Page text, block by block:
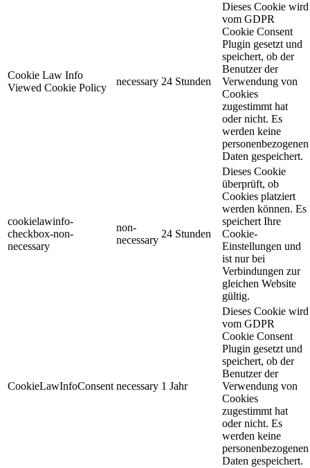
Cookie Law Info
Viewed Cookie Policy
necessary 24 Stunden
Dieses Cookie wird
vom GDPR
Cookie Consent
Plugin gesetzt und
speichert, ob der
Benutzer der
Verwendung von
Cookies
zugestimmt hat
oder nicht. Es
werden keine
personenbezogenen
Daten gespeichert.
cookielawinfo-
checkbox-non-
necessary
non-
necessary
24 Stunden
Dieses Cookie
überprüft, ob
Cookies platziert
werden können. Es
speichert Ihre
Cookie-
Einstellungen und
ist nur bei
Verbindungen zur
gleichen Website
gültig.
CookieLawInfoConsent necessary 1 Jahr
Dieses Cookie wird
vom GDPR
Cookie Consent
Plugin gesetzt und
speichert, ob der
Benutzer der
Verwendung von
Cookies
zugestimmt hat
oder nicht. Es
werden keine
personenbezogenen
Daten gespeichert.